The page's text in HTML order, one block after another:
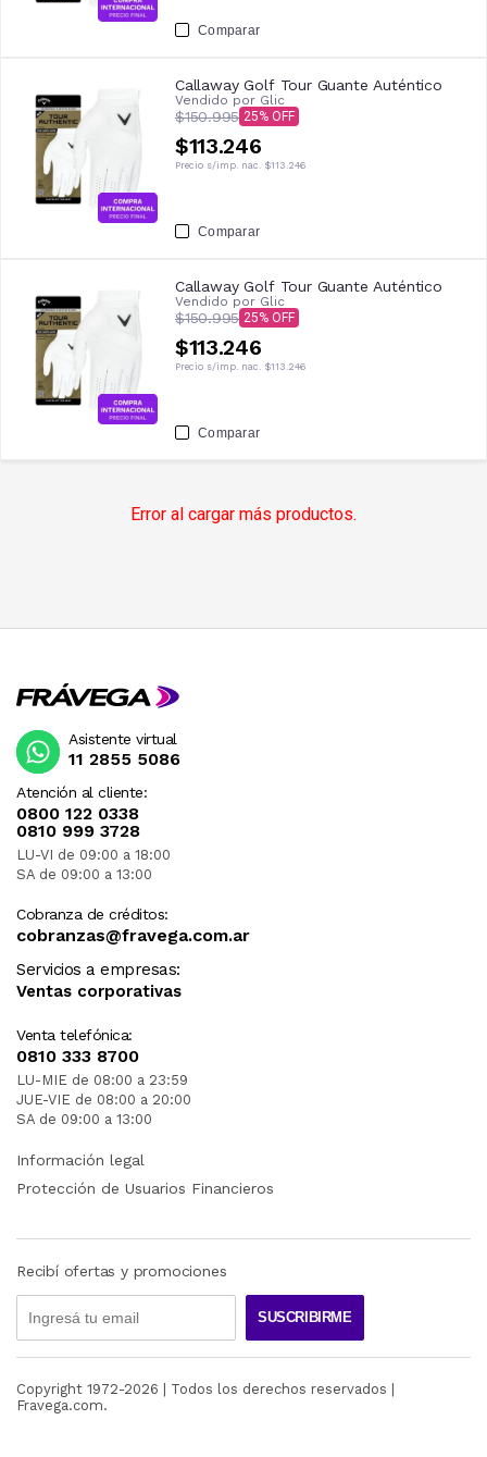
Comparar
Callaway Golf Tour Guante Auténtico
Vendido por Glic
$150.995 25
$113.246
Precio s/imp. nac. $113.246
Comparar
Callaway Golf Tour Guante Auténtico
Vendido por Glic
$150.995 25
$113.246
Precio s/imp. nac. $113.246
Comparar
Error al cargar más productos.
Atención al cliente:
0800 122 0338
0810 999 3728
LU-VI de 09:00 a 18:00
SA de 09:00 a 13:00
Cobranza de créditos:
cobranzas@fravega.com.ar
Servicios a empresas:
Ventas corporativas
Venta telefónica:
0810 333 8700
LU-MIE de 08:00 a 23:59
JUE-VIE de 08:00 a 20:00
SA de 09:00 a 13:00
Asistente virtual
11 2855 5086
Información legal
Protección de Usuarios Financieros
Recibí ofertas y promociones
SUSCRIBIRME
Copyright 1972-2026 | Todos los derechos reservados |
Fravega.com.